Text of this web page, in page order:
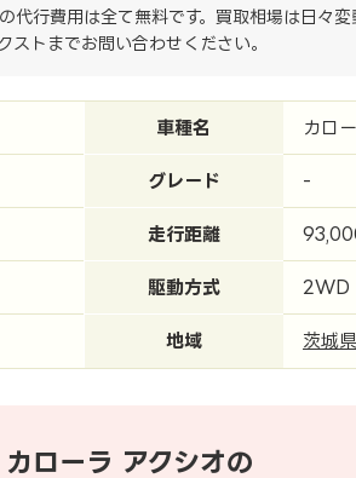
代行費用は全て無料です。買取相場は日々
ストまでお問い合わせください。
車種名 カロ
グレード -
走行距離
駆動方式 2WD
地域 茨城県
カローラ アクシオの